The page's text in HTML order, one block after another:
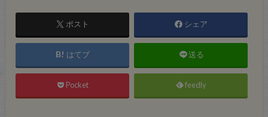
ポスト シェア
はてブ 送る
Pocket feedly